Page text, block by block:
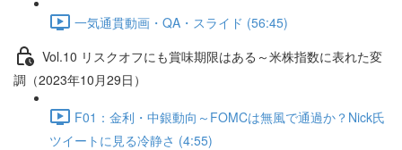
一気通貫動画・QA・スライド (56:45)
Vol.10 リスクオフにも賞味期限はある～米株指数に表れた変
調（2023年10月29日）
F01：金利・中銀動向～FOMCは無風で通過か？Nick氏
ツイートに見る冷静さ (4:55)